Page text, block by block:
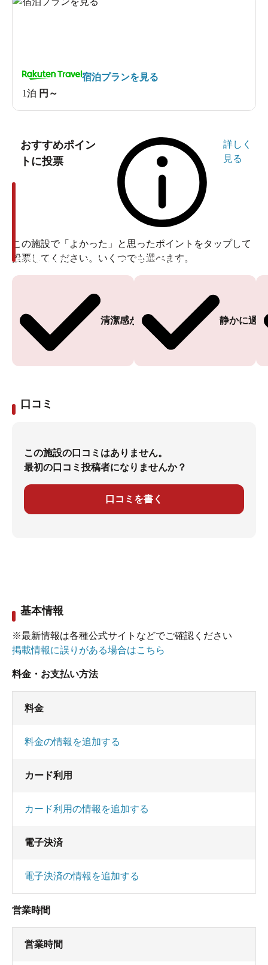
1泊 円～
宿泊プランを見る
おすすめポイン
トに投票
詳しく
見る
この施設で「よかった」と思ったポイントをタップして
投票してください。いくつでも選べます。
清潔感がある
投票ありがとうございます
静かに過
投票ありがとうございます
口コミ
この施設の口コミはありません。
最初の口コミ投稿者になりませんか？
口コミを書く
基本情報
※最新情報は各種公式サイトなどでご確認ください
掲載情報に誤りがある場合はこちら
料金・お支払い方法
料金
料金の情報を追加する
カード利用
カード利用の情報を追加する
電子決済
電子決済の情報を追加する
営業時間
営業時間